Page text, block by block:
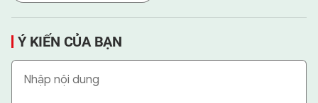
Ý KIẾN CỦA BẠN